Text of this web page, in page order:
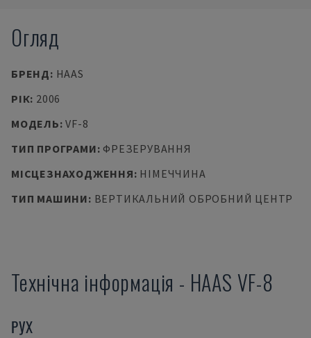
Огляд
БРЕНД: HAAS
РІК: 2006
МОДЕЛЬ:VF-8
ТИП ПРОГРАМИ: ФРЕЗЕРУВАННЯ
МІСЦЕЗНАХОДЖЕННЯ: НІМЕЧЧИНА
ТИП МАШИНИ: ВЕРТИКАЛЬНИЙ ОБРОБНИЙ ЦЕНТР
Технічна інформація - HAAS VF-8
РУХ